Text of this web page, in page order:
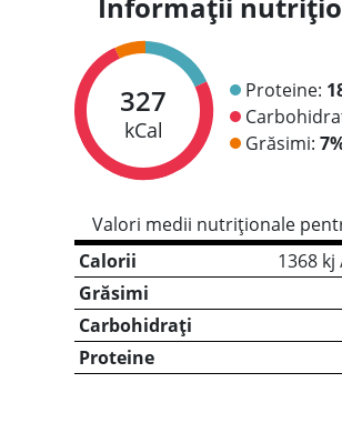
327
kCal
Proteine:
Grăsimi:
Valori medii nutriționale
Calorii
1368 kj
Grăsimi
Carbohidrați
Proteine